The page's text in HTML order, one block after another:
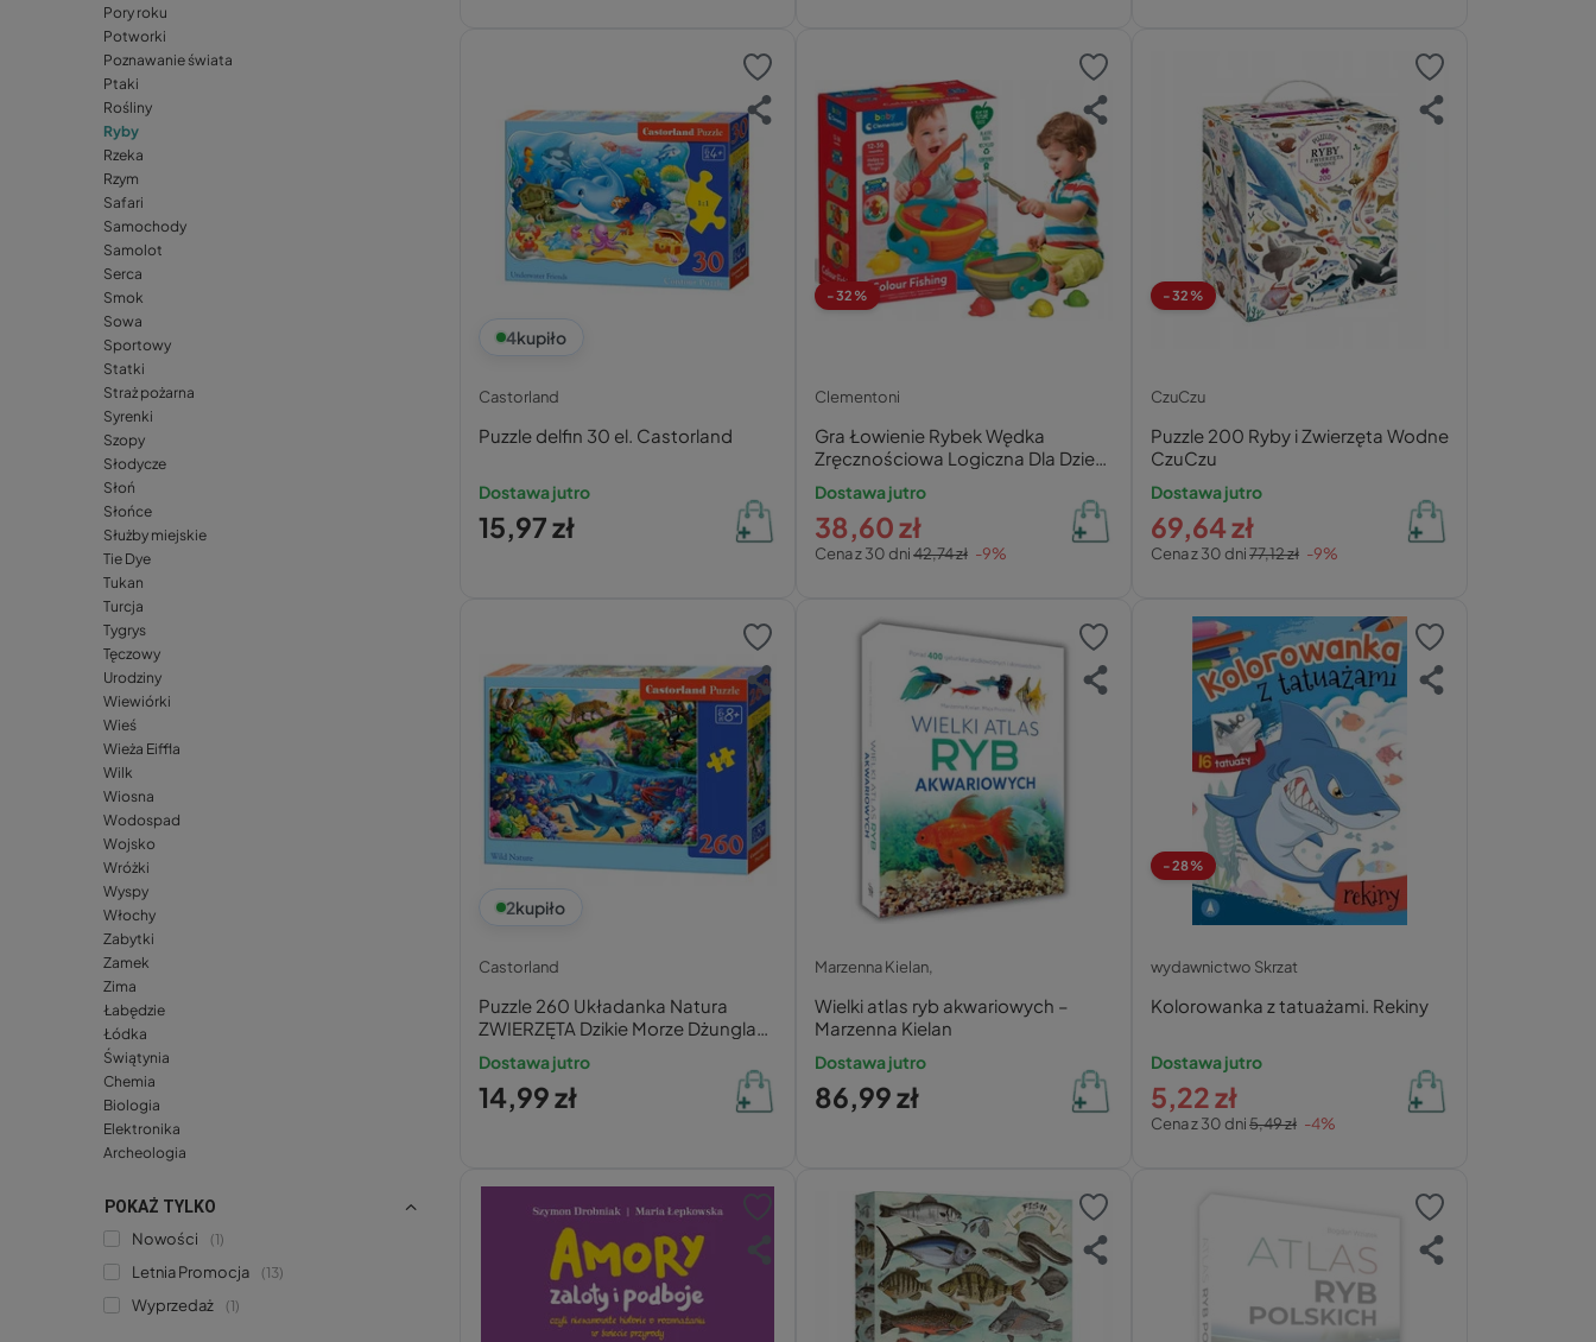
Pory roku
Potworki
Poznawanie świata
Ptaki
Rośliny
Ryby
Rzeka
Rzym
Safari
Samochody
Samolot
Serca
Smok
Sowa
Sportowy
Statki
Straż pożarna
Syrenki
Szopy
Słodycze
Słoń
Słońce
Służby miejskie
Tie Dye
Tukan
Turcja
Tygrys
Tęczowy
Urodziny
Wiewiórki
Wieś
Wieża Eiffla
Wilk
Wiosna
Wodospad
Wojsko
Wróżki
Wyspy
Włochy
Zabytki
Zamek
Zima
Łabędzie
Łódka
Świątynia
Chemia
Biologia
Elektronika
Archeologia
POKAŻ TYLKO
Nowości
1
Letnia Promocja 13
Wyprzedaż 1
4kupiło
Castorland
Puzzle delfin 30 el. Castorland
Dostawa jutro
15,97 zł
-32%
Clementoni
Gra Łowienie Rybek Wędka
Zręcznościowa Logiczna Dla Dzieci
12M+ Clementoni
Dostawa jutro
Cena z 30 dni42,74 zł -9%
38,60 zł
-32%
CzuCzu
Puzzle 200 Ryby i Zwierzęta Wodne
CzuCzu
Dostawa jutro
Cena z 30 dni77,12 zł -9%
69,64 zł
2kupiło
Castorland
Puzzle 260 Układanka Natura
ZWIERZĘTA Dzikie Morze Dżungla
8+ Castorland
Dostawa jutro
14,99 zł
Marzenna Kielan,
Wielki atlas ryb akwariowych –
Marzenna Kielan
Dostawa jutro
86,99 zł
-28%
wydawnictwo Skrzat
Kolorowanka z tatuażami. Rekiny
Dostawa jutro
Cena z 30 dni5,49 zł -4%
5,22 zł